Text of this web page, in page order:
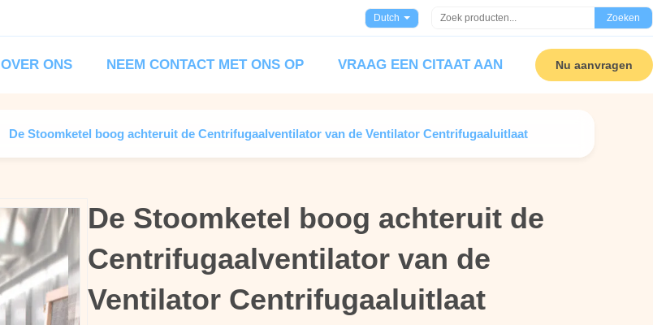
Dutch Zoeken
OVER ONS NEEM CONTACT MET ONS OP VRAAG EEN CITAAT AAN Nu aanvragen
De Stoomketel boog achteruit de Centrifugaalventilator van de Ventilator Centrifugaaluitlaat
De Stoomketel boog achteruit de
Centrifugaalventilator van de
Ventilator Centrifugaaluitlaat
De Stoomketel boog achteruit de
Centrifugaalventilator van de
Ventilator Centrifugaaluitlaat